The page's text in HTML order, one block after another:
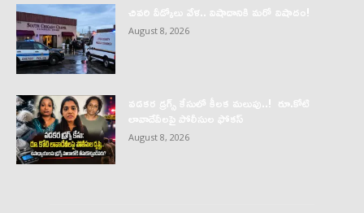
చివరి వీడ్కోలు వేళ.. విషాదానికి మరో విషాదం!
August 8, 2026
వడకర డ్రగ్స్ కేసులో కీలక మలుపు..! రూ.కోటి
లావాదేవీలపై పోలీసుల ఫోకస్‌
August 8, 2026